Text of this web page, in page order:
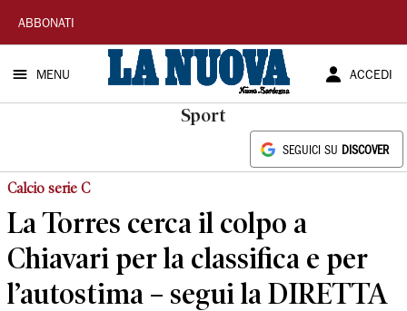
La
Nuova
Sardegna
ABBONATI
MENU ACCEDI
Sport
SEGUICI SU DISCOVER
Calcio serie C
La Torres cerca il colpo a
Chiavari per la classifica e per
l’autostima – segui la DIRETTA